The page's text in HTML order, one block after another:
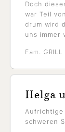
Doch
war Teil
drum wird
uns immer
Fam.
Helga
Aufrichtige
schweren